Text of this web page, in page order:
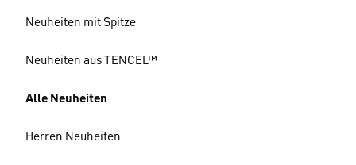
Neuheiten mit Spitze
Neuheiten aus TENCEL™
Alle Neuheiten
Herren Neuheiten